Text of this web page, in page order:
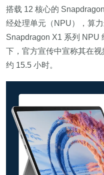
搭载 12 核心的
经处理单元（NPU），算
Snapdragon X1 系列 NPU
下，官方宣传中宣称其在
约 15.5 小时。